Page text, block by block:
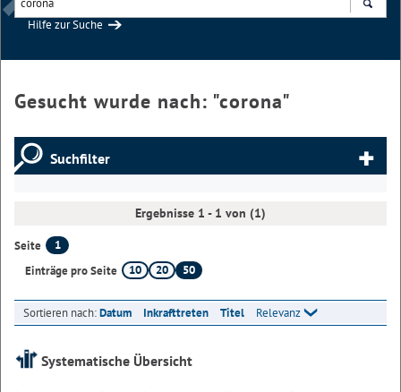
Hilfe zur Suche
Gesucht wurde nach: "corona"
Suchfilter
Ergebnisse 1 - 1 von (1)
Seite
1
Einträge pro Seite
10 20 50
Sortieren nach:Datum Inkrafttreten Titel Relevanz
Systematische Übersicht